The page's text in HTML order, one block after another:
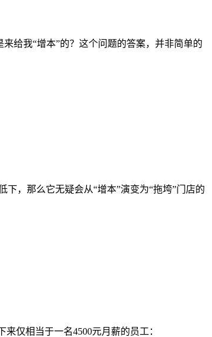
给我“增本”的？这个问题的答案，并非简单的
，那么它无疑会从“增本”演变为“拖垮”门店的
仅相当于一名4500元月薪的员工：